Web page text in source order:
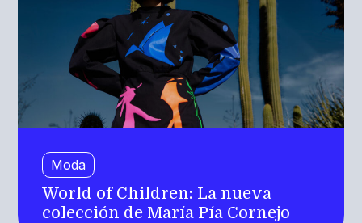
Moda
World of Children: La nueva
colección de María Pía Cornejo